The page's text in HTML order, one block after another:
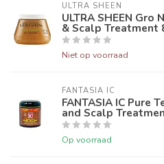
ULTRA SHEEN
ULTRA SHEEN Gro
& Scalp Treatment
Niet op voorraad
FANTASIA IC
FANTASIA IC Pure
and Scalp
Op voorraad